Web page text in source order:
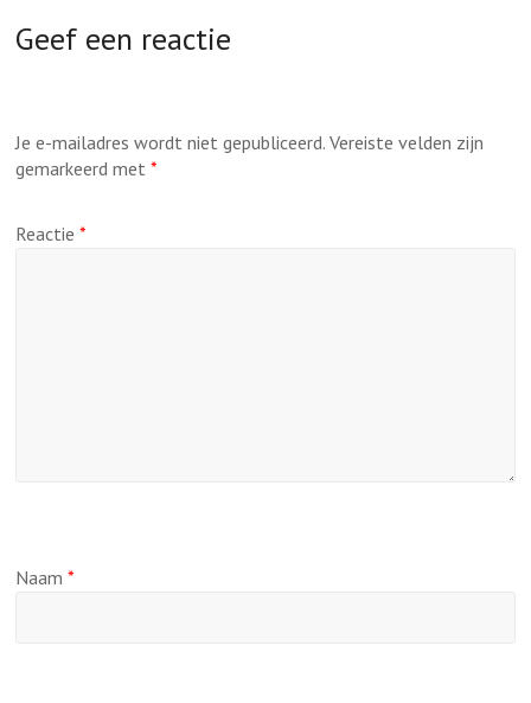
Geef een reactie
Je e-mailadres wordt niet gepubliceerd. Vereiste velden zijn
gemarkeerd met*
Reactie*
Naam*